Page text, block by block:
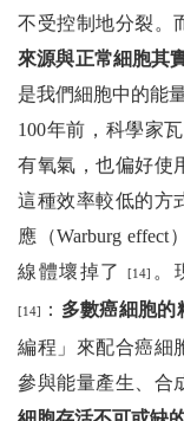
不受控制地分裂。
來源與正常細胞其
是我們細胞中的能
100年前，科學家
有氧氣，也偏好使
這種效率較低的方
應（Warburg
線體壞掉了[14] 。
[14] ： 多數癌細胞的
編程」來配合癌細
參與能量產生、合